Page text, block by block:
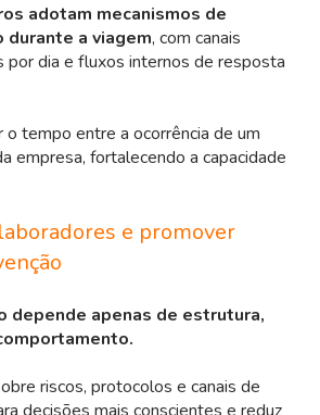
adotam mecanismos de
durante a viagem, com canais
por dia e fluxos internos de resposta
tempo entre a ocorrência de um
empresa, fortalecendo a capacidade
e promover
depende apenas de estrutura,
riscos, protocolos e canais de